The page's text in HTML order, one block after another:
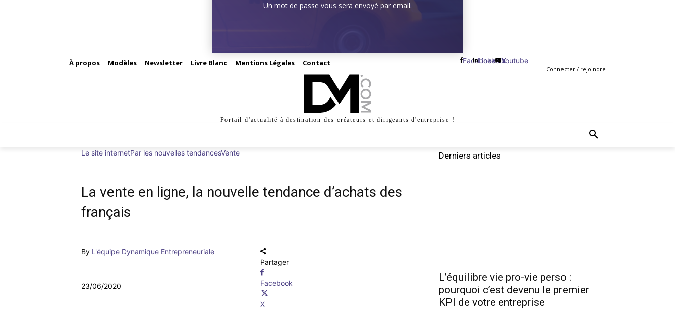
Un mot de passe vous sera envoyé par email.
À propos Modèles Newsletter Livre Blanc Mentions Légales Contact Facebook
Linkedin
X
Youtube
Connecter / rejoindre
Portail d'actualité à destination des créateurs et dirigeants d'entreprise !
Le site internetPar les nouvelles tendancesVente
La vente en ligne, la nouvelle tendance d’achats des
français
By L'équipe Dynamique Entrepreneuriale
23/06/2020
Partager
Facebook
X
Derniers articles
L’équilibre vie pro-vie perso :
pourquoi c’est devenu le premier
KPI de votre entreprise